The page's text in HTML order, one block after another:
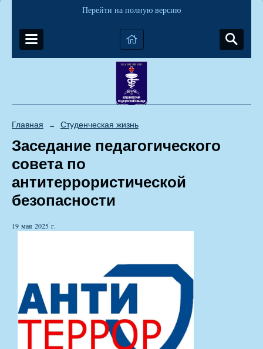
Перейти на полную версию
Главная → Студенческая жизнь
Заседание педагогического
совета по
антитеррористической
безопасности
19 мая 2025 г.